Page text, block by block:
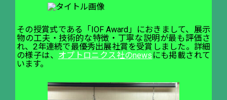
その授賞式である「IOF Award」におきまして、展示
物の工夫・技術的な特徴・丁寧な説明が最も評価さ
れ、2年連続で最優秀出展社賞を受賞しました。詳細
の様子は、 オプトロニクス社のnews にも掲載されて
います。